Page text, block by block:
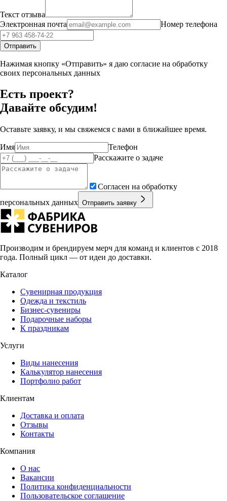
Текст отзыва
Электронная почта
Номер телефона
Отправить
Нажимая кнопку «Отправить» я даю согласие на обработку
своих персональных данных
Есть проект?
Давайте обсудим!
Оставьте заявку, и мы свяжемся с вами в ближайшее время.
Имя
Телефон
Расскажите о задаче
Согласен на обработку
персональных данных Отправить заявку
Производим и брендируем мерч для команд и клиентов с 2018
года. Полный цикл — от идеи до доставки.
Каталог
Сувенирная продукция
Одежда и текстиль
Бизнес-сувениры
Подарочные наборы
К праздникам
Услуги
Виды нанесения
Калькулятор нанесения
Портфолио работ
Клиентам
Доставка и оплата
Отзывы
Контакты
Компания
О нас
Вакансии
Политика конфиденциальности
Пользовательское соглашение